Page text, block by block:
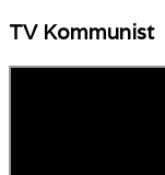
TV Kommunist